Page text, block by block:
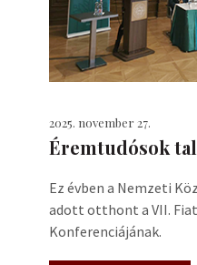
2025. november 27.
Éremtudósok
Ez évben a Nemzeti
adott otthont a VII.
Konferenciájának.